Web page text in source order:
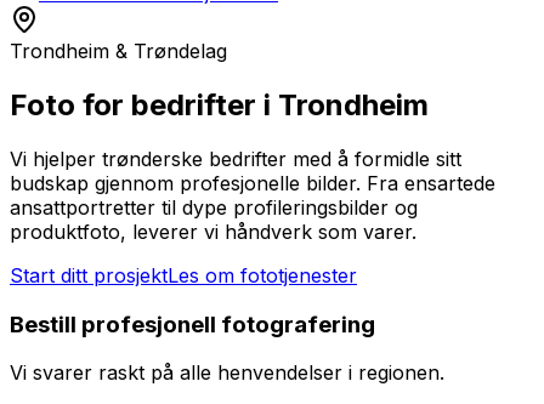
Trondheim & Trøndelag
Foto for bedrifter i Trondheim
Vi hjelper trønderske bedrifter med å formidle sitt
budskap gjennom profesjonelle bilder. Fra ensartede
ansattportretter til dype profileringsbilder og
produktfoto, leverer vi håndverk som varer.
Start ditt prosjektLes om fototjenester
Bestill profesjonell fotografering
Vi svarer raskt på alle henvendelser i regionen.